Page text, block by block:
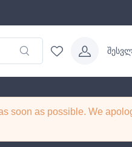
soon as possible. We
ჰობი და